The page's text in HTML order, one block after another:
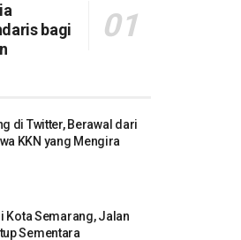
bagi
di Twitter, Berawal dari
KKN yang Mengira
Kota Semarang, Jalan
Sementara